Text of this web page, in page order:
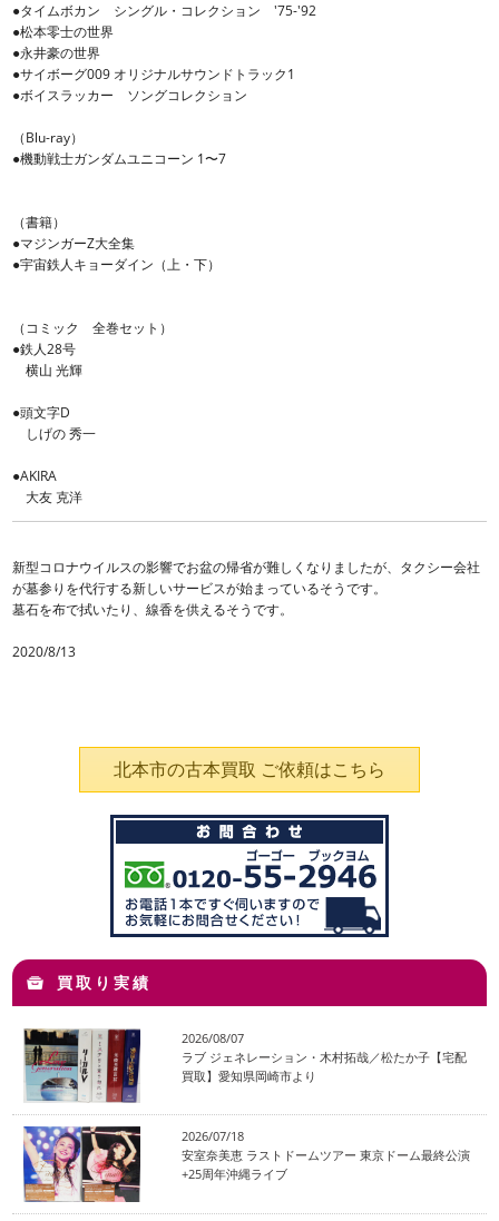
●タイムボカン シングル・コレクション '75-'92
●松本零士の世界
●永井豪の世界
●サイボーグ009 オリジナルサウンドトラック1
●ボイスラッカー ソングコレクション
（Blu-ray）
●機動戦士ガンダムユニコーン 1〜7
（書籍）
●マジンガーZ大全集
●宇宙鉄人キョーダイン（上・下）
（コミック 全巻セット）
●鉄人28号
横山 光輝
●頭文字D
しげの 秀一
●AKIRA
大友 克洋
新型コロナウイルスの影響でお盆の帰省が難しくなりましたが、タクシー会社
が墓参りを代行する新しいサービスが始まっているそうです。
墓石を布で拭いたり、線香を供えるそうです。
2020/8/13
北本市の古本買取 ご依頼はこちら
買取り実績
2026/08/07
ラブ ジェネレーション・木村拓哉／松たか子【宅配
買取】愛知県岡崎市より
2026/07/18
安室奈美恵 ラストドームツアー 東京ドーム最終公演
+25周年沖縄ライブ